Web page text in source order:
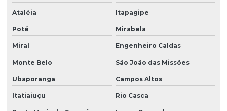
Ataléia Itapagipe
Poté Mirabela
Miraí Engenheiro Caldas
Monte Belo São João das Missões
Ubaporanga Campos Altos
Itatiaiuçu Rio Casca